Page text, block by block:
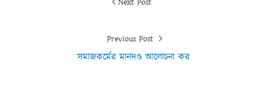
Next Post
Previous Post
সমাজকর্মের মানদণ্ড আলোচনা কর